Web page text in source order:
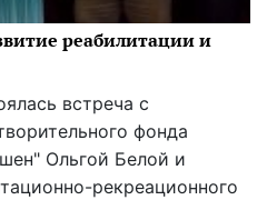
реабилитации и
встреча с
фонда
Ольгой Белой и
рекреационного